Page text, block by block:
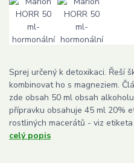
Sprej určený k detoxikaci. Řeší
kombinovat ho s magneziem.
zde obsah 50 ml obsah
přípravku obsahuje 45 ml 20%
rostliných macerátů - viz
celý popis